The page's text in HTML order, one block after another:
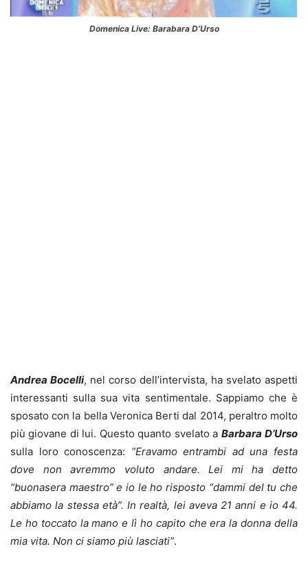
Domenica Live: Barabara D’Urso
Andrea Bocelli, nel corso dell’intervista, ha svelato aspetti
interessanti sulla sua vita sentimentale. Sappiamo che è
sposato con la bella Veronica Berti dal 2014, peraltro molto
più giovane di lui. Questo quanto svelato a Barbara D’Urso
sulla loro conoscenza: “Eravamo entrambi ad una festa
dove non avremmo voluto andare. Lei mi ha detto
“buonasera maestro” e io le ho risposto “dammi del tu che
abbiamo la stessa età”. In realtà, lei aveva 21 anni e io 44.
Le ho toccato la mano e lì ho capito che era la donna della
mia vita. Non ci siamo più lasciati”.